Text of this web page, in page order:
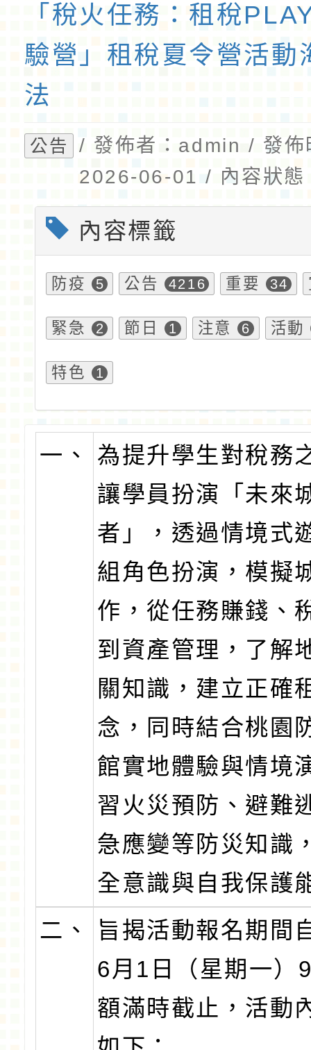
「稅火任務：租稅
驗營」租稅夏令營活動
法
公告
/ 發佈者：admin / 發佈
2026-06-01 / 內容狀態
內容標籤
防疫 5 公告 4216 重要 34
緊急 2 節日 1 注意 6 活動
特色 1
一、
為提升學生對稅務
讓學員扮演「未來
者」，透過情境式
組角色扮演，模擬
作，從任務賺錢、
到資產管理，了解
關知識，建立正確
念，同時結合桃園
館實地體驗與情境
習火災預防、避難
急應變等防災知識
全意識與自我保護
二、
旨揭活動報名期間
6月1日（星期一）
額滿時截止，活動